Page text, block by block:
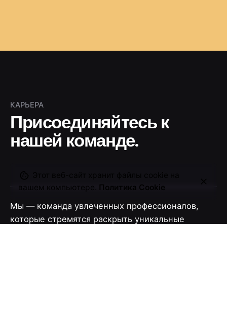
КАРЬЕРА
Присоединяйтесь к
нашей команде.
Мы — команда увлеченных профессионалов,
которые стремятся раскрыть уникальные
вашем компьютере. Политика Cookie